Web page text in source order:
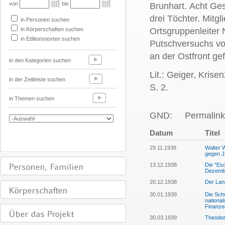
von bis
in Personen suchen
in Körperschaften suchen
in Editionstexten suchen
in den Kategorien suchen
in der Zeitleiste suchen
in Themen suchen
Brunhart. Acht
drei Töchter.
Ortsgruppenleiter
Putschversuchs
an der Ostfront
Lit.: Geiger,
S. 2.
GND:
Datum Titel
29.11.1938
Walter
gegen
13.12.1938
Die
20.12.1938
Der
30.01.1939
Die
30.03.1939